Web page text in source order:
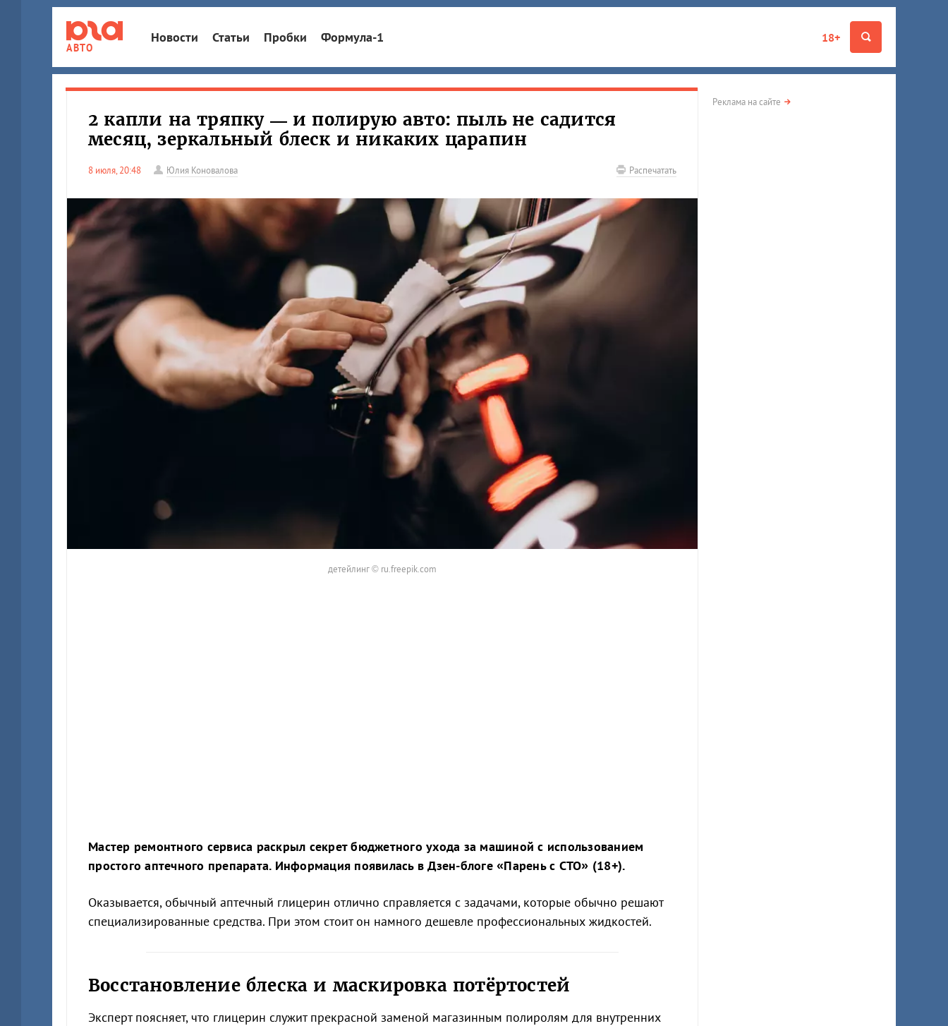
АВТО
18+
Новости Статьи Пробки Формула-1
2 капли на тряпку — и полирую авто: пыль не садится
месяц, зеркальный блеск и никаких царапин
8 июля, 20:48 Юлия Коновалова Распечатать
детейлинг © ru.freepik.com
Мастер ремонтного сервиса раскрыл секрет бюджетного ухода за машиной с использованием
простого аптечного препарата. Информация появилась в Дзен-блоге «Парень с СТО» (18+).
Оказывается, обычный аптечный глицерин отлично справляется с задачами, которые обычно решают
специализированные средства. При этом стоит он намного дешевле профессиональных жидкостей.
Восстановление блеска и маскировка потёртостей
Эксперт поясняет, что глицерин служит прекрасной заменой магазинным полиролям для внутренних
Реклама на сайте